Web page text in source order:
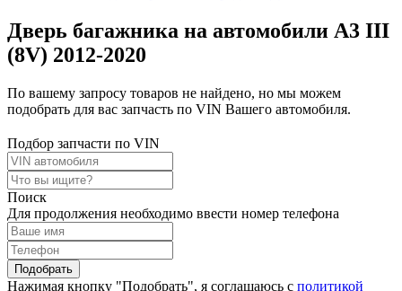
Дверь багажника на автомобили A3 III
(8V) 2012-2020
По вашему запросу товаров не найдено, но мы можем
подобрать для вас запчасть по VIN Вашего автомобиля.
Подбор запчасти по VIN
Поиск
Для продолжения необходимо ввести номер телефона
Подобрать
Нажимая кнопку "Подобрать", я соглашаюсь с политикой